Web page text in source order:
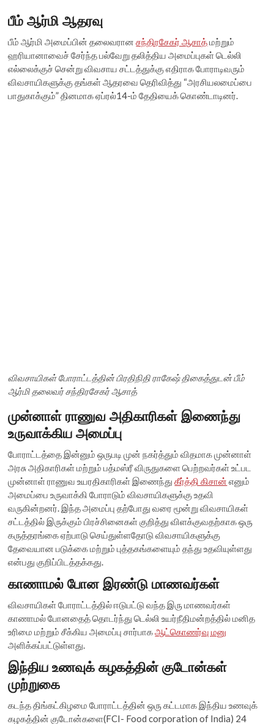
பீம் ஆர்மி ஆதரவு
பீம் ஆர்மி அமைப்பின் தலைவரானசந்திரசேகர் ஆசாத்மற்றும்
ஹரியானாவைச் சேர்ந்த பல்வேறு தலித்திய அமைப்புகள் டெல்லி
எல்லைக்குச் சென்று விவசாய சட்டத்துக்கு எதிராக போராடிவரும்
விவசாயிகளுக்கு தங்கள் ஆதரவை தெரிவித்து “அரசியலமைப்பை
பாதுகாக்கும்” தினமாக ஏப்ரல்14-ம் தேதியைக் கொண்டாடினர்.
விவசாயிகள் போராட்டத்தின் பிரதிநிதி ராகேஷ் திகைத்துடன் பீம்
ஆர்மி தலைவர் சந்திரசேகர் ஆசாத்
முன்னாள் ராணுவ அதிகாரிகள் இணைந்து
உருவாக்கிய அமைப்பு
போராட்டத்தை இன்னும் ஒருபடி முன் நகர்த்தும் விதமாக முன்னாள்
அரசு அதிகாரிகள் மற்றும் பத்மஸ்ரீ விருதுகளை பெற்றவர்கள் உட்பட
முன்னாள் ராணுவ உயரதிகாரிகள் இணைந்துகீர்த்தி கிசான் எனும்
அமைப்பை உருவாக்கி போராடும் விவசாயிகளுக்கு உதவி
வருகின்றனர். இந்த அமைப்பு தற்போது வரை மூன்று விவசாயிகள்
சட்டத்தில் இருக்கும் பிரச்சினைகள் குறித்து விளக்குவதற்காக ஒரு
கருத்தரங்கை ஏற்பாடு செய்துள்ளதோடு விவசாயிகளுக்கு
தேவையான படுக்கை மற்றும் புத்தகங்களையும் தந்து உதவியுள்ளது
என்பது குறிப்பிடத்தக்கது.
காணாமல் போன இரண்டு மாணவர்கள்
விவசாயிகள் போராட்டத்தில் ஈடுபட்டு வந்த இரு மாணவர்கள்
காணாமல் போனதைத் தொடர்ந்து டெல்லி உயர்நீதிமன்றத்தில் மனித
உரிமை மற்றும் சீக்கிய அமைப்பு சார்பாகஆட்கொணர்வு மனு
அளிக்கப்பட்டுள்ளது.
இந்திய உணவுக் கழகத்தின் குடோன்கள்
முற்றுகை
கடந்த திங்கட்கிழமை போராட்டத்தின் ஒரு கட்டமாக இந்திய உணவுக்
கழகத்தின் குடோன்களை(FCI- Food corporation of India) 24